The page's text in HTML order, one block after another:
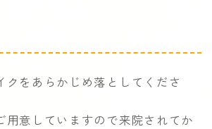
クをあらかじめ落としてくださ
用意していますので来院されてか